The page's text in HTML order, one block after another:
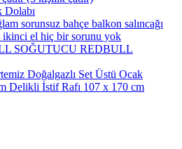
Dolabı
sorunsuz bahçe balkon salıncağı
ikinci el hiç bir sorunu yok
SOĞUTUCU REDBULL
Doğalgazlı Set Üstü Ocak
Delikli İstif Rafı 107 x 170 cm